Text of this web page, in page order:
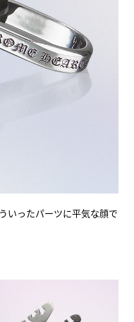
いったパーツに平気な顔で